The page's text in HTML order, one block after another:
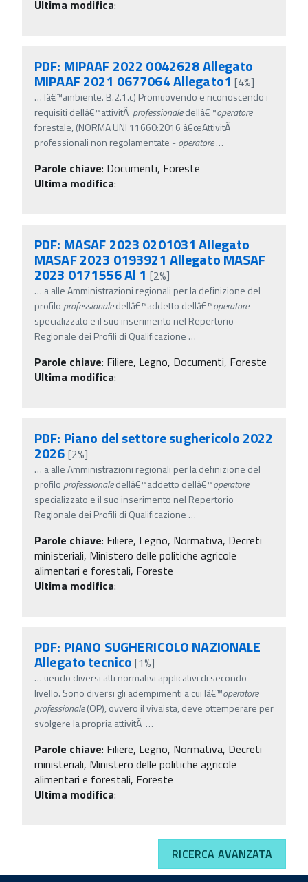
Ultima modifica:
PDF: MIPAAF 2022 0042628 Allegato
MIPAAF 2021 0677064 Allegato1[4%]
… lâ€™ambiente. B.2.1.c) Promuovendo e riconoscendo i
requisiti dellâ€™attivitÃ professionaledellâ€™operatore
forestale, (NORMA UNI 11660:2016 â€œAttivitÃ
professionali non regolamentate -operatore…
Parole chiave: Documenti, Foreste
Ultima modifica:
PDF: MASAF 2023 0201031 Allegato
MASAF 2023 0193921 Allegato MASAF
2023 0171556 Al 1 [2%]
… a alle Amministrazioni regionali per la definizione del
profilo professionaledellâ€™addetto dellâ€™operatore
specializzato e il suo inserimento nel Repertorio
Regionale dei Profili di Qualificazione …
Parole chiave: Filiere, Legno, Documenti, Foreste
Ultima modifica:
PDF: Piano del settore sughericolo 2022
2026 [2%]
… a alle Amministrazioni regionali per la definizione del
profilo professionaledellâ€™addetto dellâ€™operatore
specializzato e il suo inserimento nel Repertorio
Regionale dei Profili di Qualificazione …
Parole chiave: Filiere, Legno, Normativa, Decreti
ministeriali, Ministero delle politiche agricole
alimentari e forestali, Foreste
Ultima modifica:
PDF: PIANO SUGHERICOLO NAZIONALE
Allegato tecnico [1%]
… uendo diversi atti normativi applicativi di secondo
livello. Sono diversi gli adempimenti a cui lâ€™operatore
professionale(OP), ovvero il vivaista, deve ottemperare per
svolgere la propria attivitÃ …
Parole chiave: Filiere, Legno, Normativa, Decreti
ministeriali, Ministero delle politiche agricole
alimentari e forestali, Foreste
Ultima modifica:
RICERCA AVANZATA